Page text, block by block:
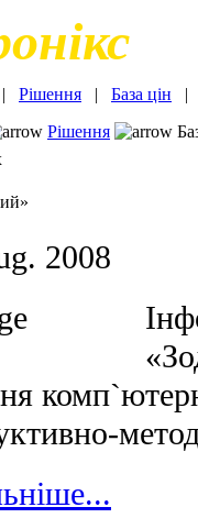
Рішення | База цін
Рішення
2008